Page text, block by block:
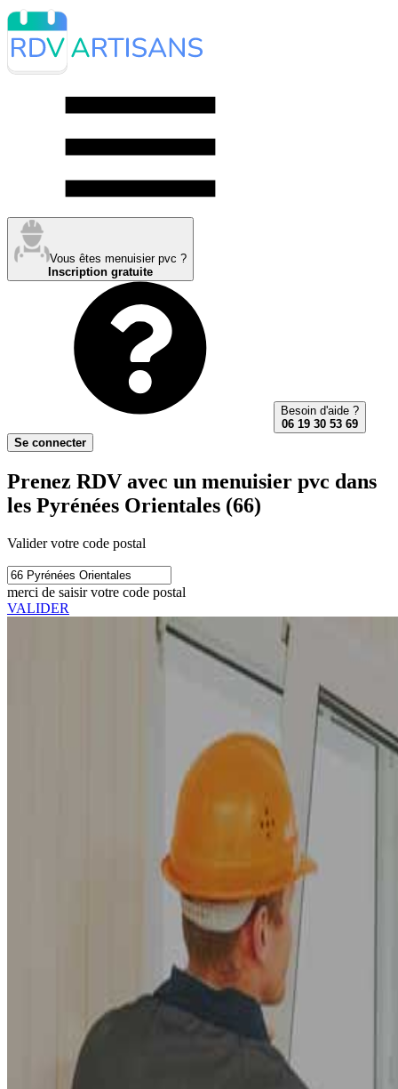
Vous êtes menuisier pvc ?
Inscription gratuite
Besoin d'aide ?
06 19 30 53 69
Se connecter
Prenez RDV avec un menuisier pvc dans
les Pyrénées Orientales (66)
Valider votre code postal
merci de saisir votre code postal
VALIDER